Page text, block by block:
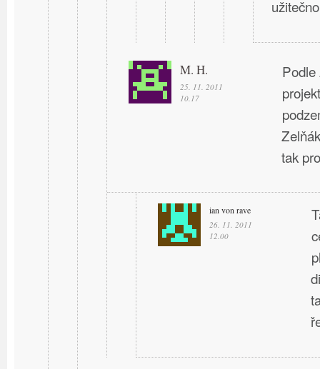
M. H.
25. 11. 2011
10.17
Podle
tak
ian von rave
26. 11. 2011
12.00